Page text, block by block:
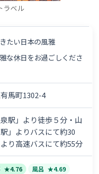
ラベル
たい日本の風雅
な休日をお過ごしくださ
馬町1302-4
駅」より徒歩５分・山
」よりバスにて約30
り高速バスにて約55分
★4.76 風呂 ★4.69